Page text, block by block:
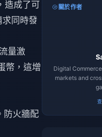
造成了可
同時發
量激
幣，這增
防火牆配
關於作者
Digital
markets and